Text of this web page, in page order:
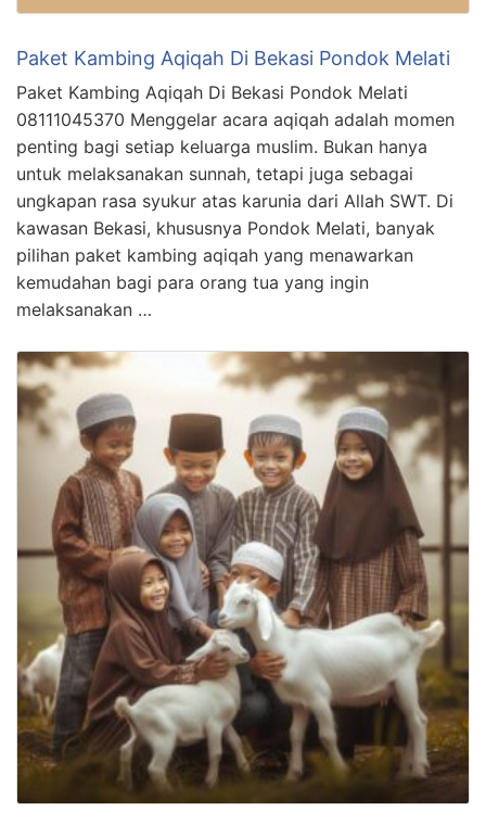
Paket Kambing Aqiqah Di Bekasi Pondok Melati
Paket Kambing Aqiqah Di Bekasi Pondok Melati
08111045370 Menggelar acara aqiqah adalah momen
penting bagi setiap keluarga muslim. Bukan hanya
untuk melaksanakan sunnah, tetapi juga sebagai
ungkapan rasa syukur atas karunia dari Allah SWT. Di
kawasan Bekasi, khususnya Pondok Melati, banyak
pilihan paket kambing aqiqah yang menawarkan
kemudahan bagi para orang tua yang ingin
melaksanakan …